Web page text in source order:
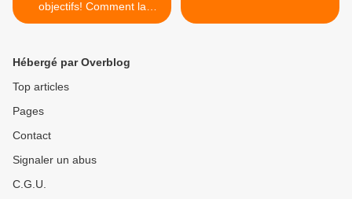
objectifs! Comment la
choisir?
Hébergé par Overblog
Top articles
Pages
Contact
Signaler un abus
C.G.U.